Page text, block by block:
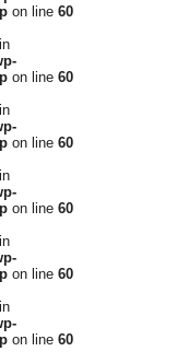
on line 60
on line 60
on line 60
on line 60
on line 60
on line 60